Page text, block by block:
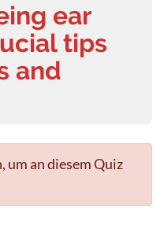
ear
tips
and
um an diesem Quiz